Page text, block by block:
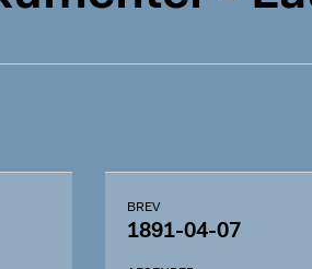
BREV
1891-04-07